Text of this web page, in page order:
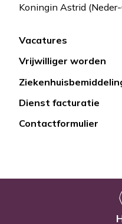
Koningin Astrid
Lien
rapide
Vacatures
Vrijwilliger worden
Dienst facturatie
Contactformulier